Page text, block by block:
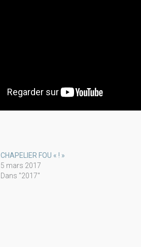
CHAPELIER FOU « ! »
5 mars 2017
Dans "2017"